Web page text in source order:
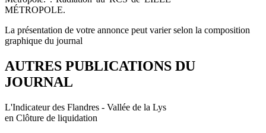
MÉTROPOLE.
La présentation de votre annonce peut varier selon la composition
graphique du journal
AUTRES PUBLICATIONS DU
JOURNAL
L'Indicateur des Flandres - Vallée de la Lys
en Clôture de liquidation